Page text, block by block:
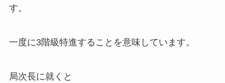
す。
一度に3階級特進することを意味しています。
局次長に就くと